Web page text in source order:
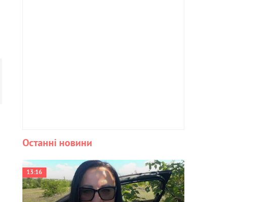
Останні новини
13:16